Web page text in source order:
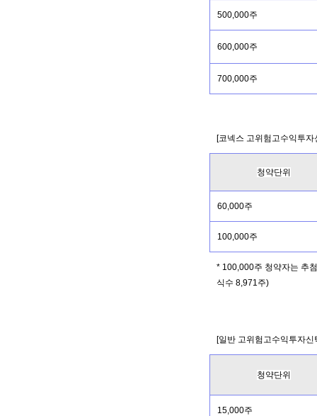
500,000주
600,000주
700,000주
[코넥스 고위험고수익투
청약단위
60,000주
100,000주
* 100,000주 청약자는 추
식수 8,971주)
[일반 고위험고수익투자
청약단위
15,000주